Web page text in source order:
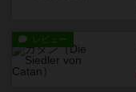
レビュー